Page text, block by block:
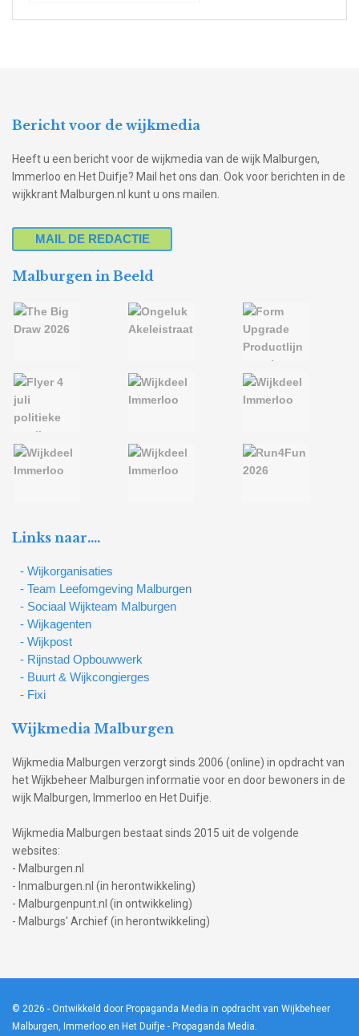
Bericht voor de wijkmedia
Heeft u een bericht voor de wijkmedia van de wijk Malburgen,
Immerloo en Het Duifje? Mail het ons dan. Ook voor berichten in de
wijkkrant Malburgen.nl kunt u ons mailen.
MAIL DE REDACTIE
Malburgen in Beeld
Links naar….
- Wijkorganisaties
- Team Leefomgeving Malburgen
- Sociaal Wijkteam Malburgen
- Wijkagenten
- Wijkpost
- Rijnstad Opbouwwerk
- Buurt & Wijkcongierges
- Fixi
Wijkmedia Malburgen
Wijkmedia Malburgen verzorgt sinds 2006 (online) in opdracht van
het Wijkbeheer Malburgen informatie voor en door bewoners in de
wijk Malburgen, Immerloo en Het Duifje.
Wijkmedia Malburgen bestaat sinds 2015 uit de volgende
websites:
- Malburgen.nl
- Inmalburgen.nl (in herontwikkeling)
- Malburgenpunt.nl (in ontwikkeling)
- Malburgs' Archief (in herontwikkeling)
© 2026 - Ontwikkeld door Propaganda Media in opdracht van Wijkbeheer
Malburgen, Immerloo en Het Duifje - Propaganda Media